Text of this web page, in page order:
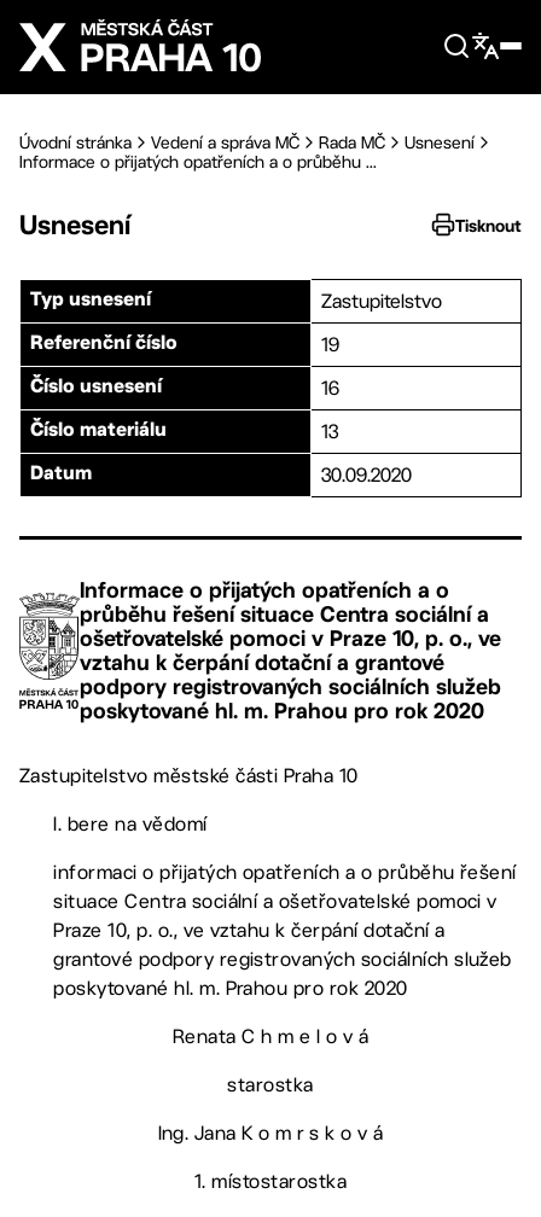
Přejít na hlavní obsah
Úvodní stránka Vedení a správa MČ Rada MČ
Usnesení
Informace o přijatých opatřeních a o průběhu ...
Usnesení Tisknout
Typ usnesení Zastupitelstvo
Referenční číslo 19
Číslo usnesení 16
Číslo materiálu 13
Datum 30.09.2020
Informace o přijatých opatřeních a o
průběhu řešení situace Centra sociální a
ošetřovatelské pomoci v Praze 10, p. o., ve
vztahu k čerpání dotační a grantové
podpory registrovaných sociálních služeb
poskytované hl. m. Prahou pro rok 2020
Zastupitelstvo městské části Praha 10
I. bere na vědomí
informaci o přijatých opatřeních a o průběhu řešení
situace Centra sociální a ošetřovatelské pomoci v
Praze 10, p. o., ve vztahu k čerpání dotační a
grantové podpory registrovaných sociálních služeb
poskytované hl. m. Prahou pro rok 2020
Renata C h m e l o v á
starostka
Ing. Jana K o m r s k o v á
1. místostarostka